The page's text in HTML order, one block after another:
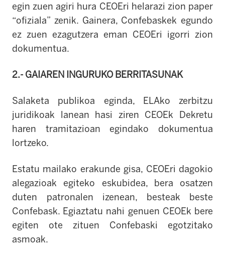
egin zuen agiri hura CEOEri helarazi zion paper
“ofiziala” zenik. Gainera, Confebaskek egundo
ez zuen ezagutzera eman CEOEri igorri zion
dokumentua.
2.- GAIAREN INGURUKO BERRITASUNAK
Salaketa publikoa eginda, ELAko zerbitzu
juridikoak lanean hasi ziren CEOEk Dekretu
haren tramitazioan egindako dokumentua
lortzeko.
Estatu mailako erakunde gisa, CEOEri dagokio
alegazioak egiteko eskubidea, bera osatzen
duten patronalen izenean, besteak beste
Confebask. Egiaztatu nahi genuen CEOEk bere
egiten ote zituen Confebaski egotzitako
asmoak.